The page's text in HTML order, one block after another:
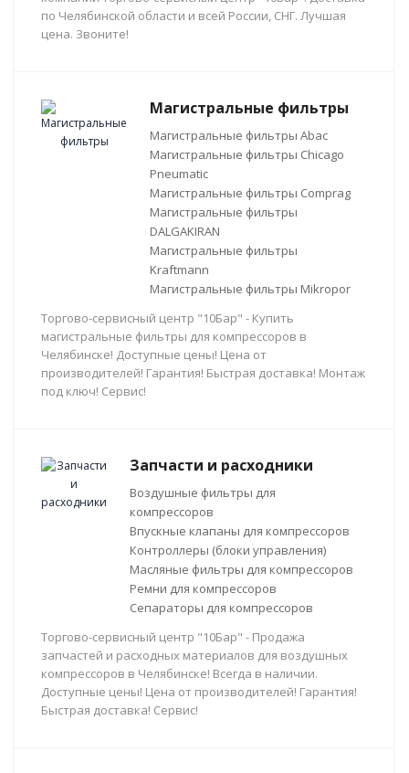
по Челябинской области и всей России, СНГ. Лучшая
цена. Звоните!
Магистральные фильтры
Магистральные фильтры Abac
Магистральные фильтры Chicago
Pneumatic
Магистральные фильтры Comprag
Магистральные фильтры
DALGAKIRAN
Магистральные фильтры
Kraftmann
Магистральные фильтры Mikropor
Торгово-сервисный центр "10Бар" - Купить
магистральные фильтры для компрессоров в
Челябинске! Доступные цены! Цена от
производителей! Гарантия! Быстрая доставка! Монтаж
под ключ! Сервис!
Запчасти и расходники
Воздушные фильтры для
компрессоров
Впускные клапаны для компрессоров
Контроллеры (блоки управления)
Масляные фильтры для компрессоров
Ремни для компрессоров
Сепараторы для компрессоров
Торгово-сервисный центр "10Бар" - Продажа
запчастей и расходных материалов для воздушных
компрессоров в Челябинске! Всегда в наличии.
Доступные цены! Цена от производителей! Гарантия!
Быстрая доставка! Сервис!